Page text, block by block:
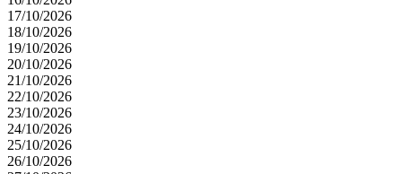
17/10/2026
18/10/2026
19/10/2026
20/10/2026
21/10/2026
22/10/2026
23/10/2026
24/10/2026
25/10/2026
26/10/2026